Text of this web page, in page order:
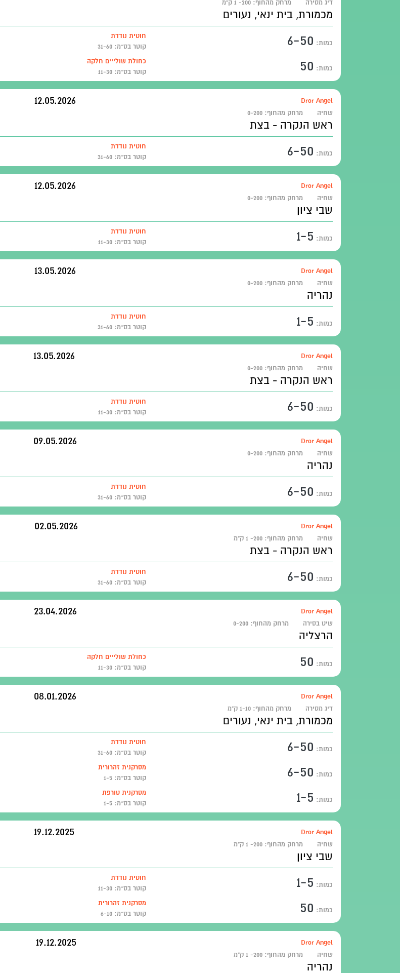
דיג מסירה מרחק מהחוף: 200- 1 ק"מ
מכמורת, בית ינאי, נעורים
כמות: 6-50
חוטית נודדת
קוטר בס״מ: 31-60
כמות: 50
כחולת שולייים חלקה
קוטר בס״מ: 11-30
Dror Angel
12.05.2026
שחיה מרחק מהחוף: 0-200
ראש הנקרה - בצת
כמות: 6-50
חוטית נודדת
קוטר בס״מ: 31-60
Dror Angel
12.05.2026
שחיה מרחק מהחוף: 0-200
שבי ציון
כמות: 1-5
חוטית נודדת
קוטר בס״מ: 11-30
Dror Angel
13.05.2026
שחיה מרחק מהחוף: 0-200
נהריה
כמות: 1-5
חוטית נודדת
קוטר בס״מ: 31-60
Dror Angel
13.05.2026
שחיה מרחק מהחוף: 0-200
ראש הנקרה - בצת
כמות: 6-50
חוטית נודדת
קוטר בס״מ: 11-30
Dror Angel
09.05.2026
שחיה מרחק מהחוף: 0-200
נהריה
כמות: 6-50
חוטית נודדת
קוטר בס״מ: 31-60
Dror Angel
02.05.2026
שחיה מרחק מהחוף: 200- 1 ק"מ
ראש הנקרה - בצת
כמות: 6-50
חוטית נודדת
קוטר בס״מ: 31-60
Dror Angel
23.04.2026
שיט בסירה מרחק מהחוף: 0-200
הרצליה
כמות: 50
כחולת שולייים חלקה
קוטר בס״מ: 11-30
Dror Angel
08.01.2026
דיג מסירה מרחק מהחוף: 1-10 ק"מ
מכמורת, בית ינאי, נעורים
כמות: 6-50
חוטית נודדת
קוטר בס״מ: 31-60
כמות: 6-50
מסרקנית זהרורית
קוטר בס״מ: 1-5
כמות: 1-5
מסרקנית טורפת
קוטר בס״מ: 1-5
Dror Angel
19.12.2025
שחיה מרחק מהחוף: 200- 1 ק"מ
שבי ציון
כמות: 1-5
חוטית נודדת
קוטר בס״מ: 11-30
כמות: 50
מסרקנית זהרורית
קוטר בס״מ: 6-10
Dror Angel
19.12.2025
שחיה מרחק מהחוף: 200- 1 ק"מ
נהריה